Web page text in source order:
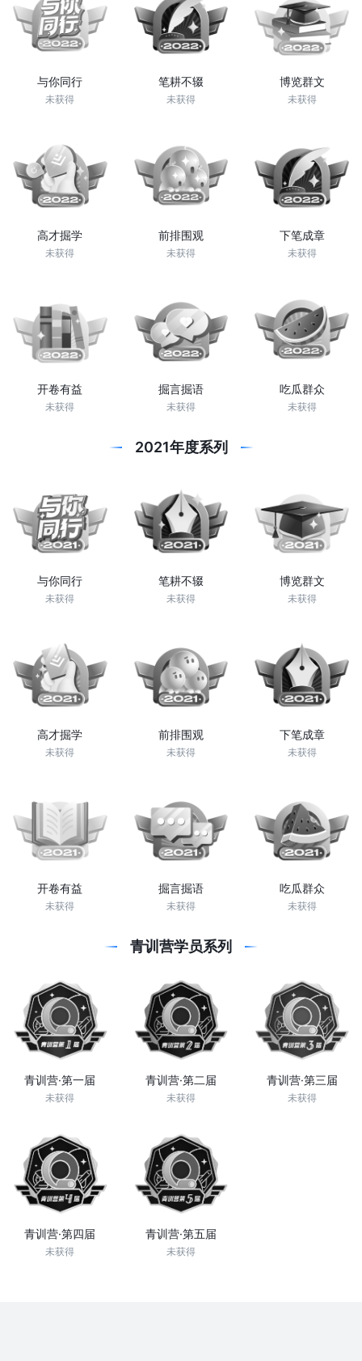
与你同行
未获得
笔耕不辍
未获得
博览群文
未获得
高才掘学
未获得
前排围观
未获得
下笔成章
未获得
开卷有益
未获得
掘言掘语
未获得
吃瓜群众
未获得
2021年度系列
与你同行
未获得
笔耕不辍
未获得
博览群文
未获得
高才掘学
未获得
前排围观
未获得
下笔成章
未获得
开卷有益
未获得
掘言掘语
未获得
吃瓜群众
未获得
青训营学员系列
青训营·第一届
未获得
青训营·第二届
未获得
青训营·第三届
未获得
青训营·第四届
未获得
青训营·第五届
未获得